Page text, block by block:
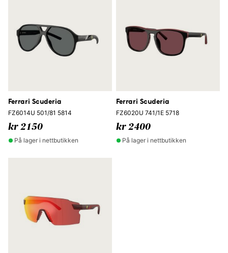
Ferrari Scuderia
FZ6014U 501/81 5814
kr 2150
På lager i nettbutikken
Ferrari Scuderia
FZ6020U 741/1E 5718
kr 2400
På lager i nettbutikken